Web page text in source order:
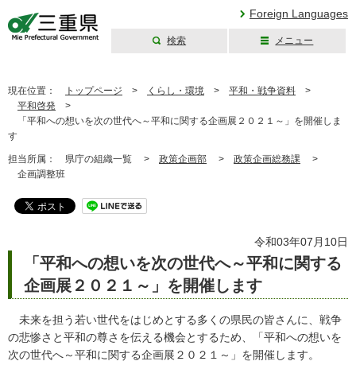
Foreign Languages
検索 メニュー
現在位置： トップページ > くらし・環境 > 平和・戦争資料 >
平和啓発 >
「平和への想いを次の世代へ～平和に関する企画展２０２１～」を開催しま
す
担当所属： 県庁の組織一覧 > 政策企画部 > 政策企画総務課 >
企画調整班
令和03年07月10日
「平和への想いを次の世代へ～平和に関する
企画展２０２１～」を開催します
未来を担う若い世代をはじめとする多くの県民の皆さんに、戦争
の悲惨さと平和の尊さを伝える機会とするため、「平和への想いを
次の世代へ～平和に関する企画展２０２１～」を開催します。